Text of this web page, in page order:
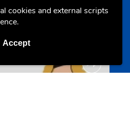
cookies and external scripts
Accept